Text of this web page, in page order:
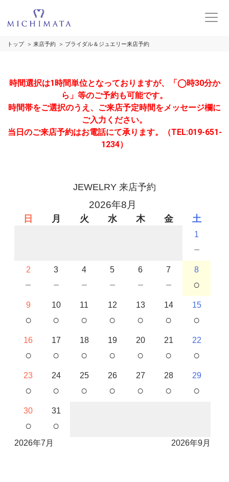
トップ 来店予約 ブライダル＆ジュエリー来店予約
時間選択は1時間単位となっておりますが、「◯時30分か
ら」等のご予約も可能です。
時間帯をご選択のうえ、ご来店予定時間をメッセージ欄に
ご入力ください。
当日のご来店予約はお電話にて承ります。（TEL:019-651-
1234）
JEWELRY 来店予約
2026年8月
日 月 火 水 木 金 土
1
－
2
－
3
－
4
－
5
－
6
－
7
－
8
○
9
○
10
○
11
○
12
○
13
○
14
○
15
○
16
○
17
○
18
○
19
○
20
○
21
○
22
○
23
○
24
○
25
○
26
○
27
○
28
○
29
○
30
○
31
○
2026年7月 2026年9月